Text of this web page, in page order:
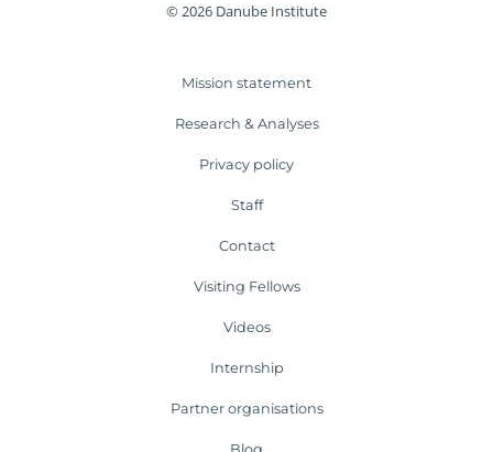
© 2026 Danube Institute
Mission statement
Research & Analyses
Privacy policy
Staff
Contact
Visiting Fellows
Videos
Internship
Partner organisations